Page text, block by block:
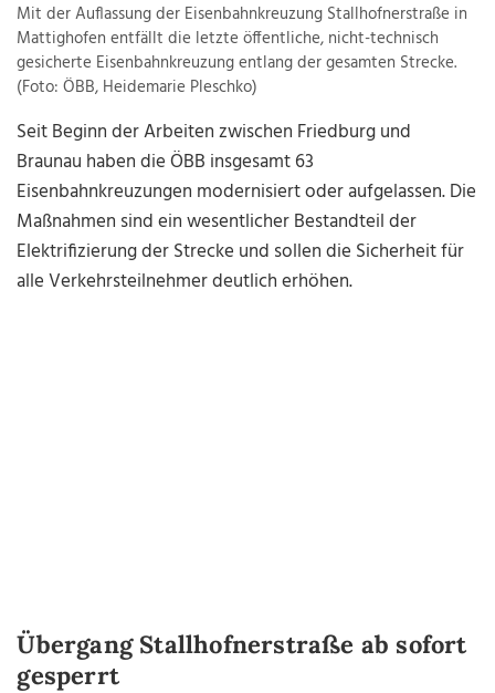
Mit der Auflassung der Eisenbahnkreuzung Stallhofnerstraße in
Mattighofen entfällt die letzte öffentliche, nicht-technisch
gesicherte Eisenbahnkreuzung entlang der gesamten Strecke.
(Foto: ÖBB, Heidemarie Pleschko)
Seit Beginn der Arbeiten zwischen Friedburg und
Braunau haben die ÖBB insgesamt 63
Eisenbahnkreuzungen modernisiert oder aufgelassen. Die
Maßnahmen sind ein wesentlicher Bestandteil der
Elektrifizierung der Strecke und sollen die Sicherheit für
alle Verkehrsteilnehmer deutlich erhöhen.
Übergang Stallhofnerstraße ab sofort
gesperrt